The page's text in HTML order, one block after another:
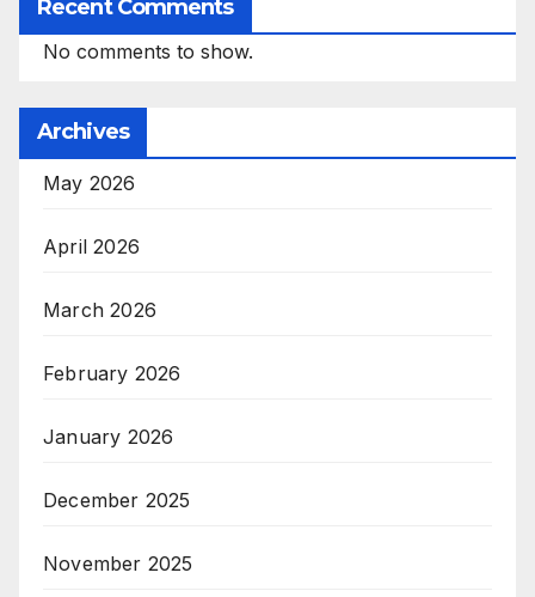
Recent Comments
No comments to show.
Archives
May 2026
April 2026
March 2026
February 2026
January 2026
December 2025
November 2025